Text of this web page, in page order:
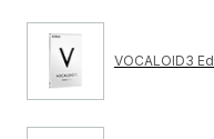
VOCALOID3